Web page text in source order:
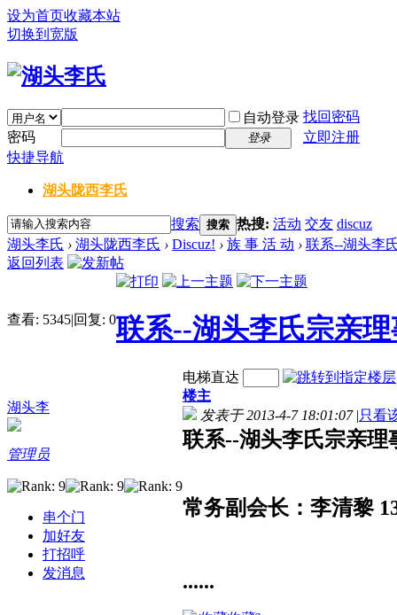
设为首页收藏本站
切换到宽版
自动登录 找回密码
密码
登录
立即注册
快捷导航
湖头陇西李氏
搜索 搜索 热搜: 活动 交友 discuz
湖头李氏 › 湖头陇西李氏 › Discuz! › 族 事 活 动 › 联系--湖头李
返回列表
查看: 5345|回复: 0联系--湖头李氏宗亲
湖头李
管理员
串个门
加好友
打招呼
发消息
电梯直达
楼主
发表于 2013-4-7 18:01:07 |只看
联系--湖头李氏宗亲理
常务副会长：李清黎
......